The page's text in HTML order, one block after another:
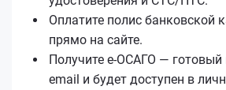
Оплатите полис банковской
прямо на сайте.
Получите е‑ОСАГО — готовый
email и будет доступен в